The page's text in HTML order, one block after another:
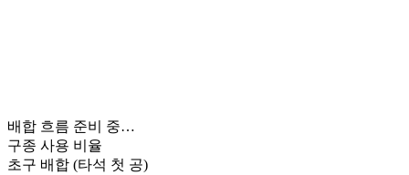
배합 흐름 준비 중…
구종 사용 비율
초구 배합 (타석 첫 공)